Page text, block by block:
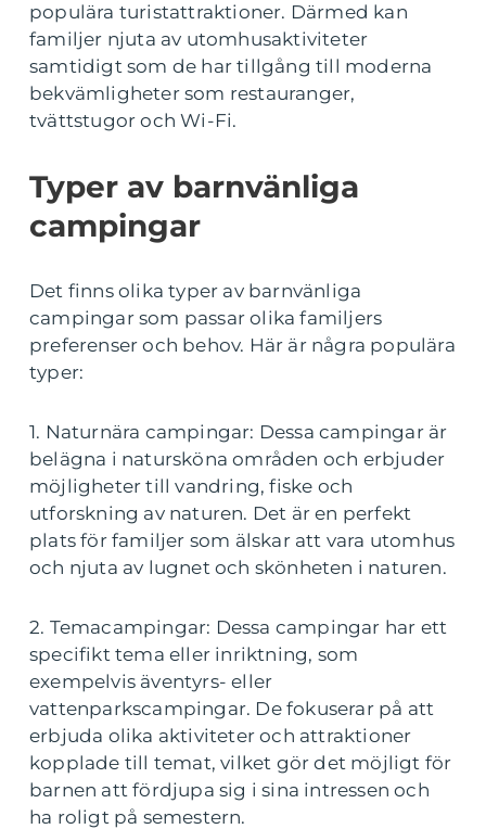
populära turistattraktioner. Därmed kan
familjer njuta av utomhusaktiviteter
samtidigt som de har tillgång till moderna
bekvämligheter som restauranger,
tvättstugor och Wi-Fi.
Typer av barnvänliga
campingar
Det finns olika typer av barnvänliga
campingar som passar olika familjers
preferenser och behov. Här är några populära
typer:
1. Naturnära campingar: Dessa campingar är
belägna i natursköna områden och erbjuder
möjligheter till vandring, fiske och
utforskning av naturen. Det är en perfekt
plats för familjer som älskar att vara utomhus
och njuta av lugnet och skönheten i naturen.
2. Temacampingar: Dessa campingar har ett
specifikt tema eller inriktning, som
exempelvis äventyrs- eller
vattenparkscampingar. De fokuserar på att
erbjuda olika aktiviteter och attraktioner
kopplade till temat, vilket gör det möjligt för
barnen att fördjupa sig i sina intressen och
ha roligt på semestern.